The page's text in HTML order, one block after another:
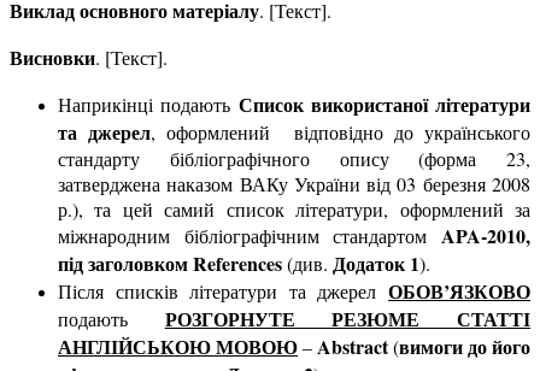
Виклад основного матеріалу. [Текст].
Висновки. [Текст].
Наприкінці подають Список використаної літератури
та джерел, оформлений відповідно до українського
стандарту бібліографічного опису (форма 23,
затверджена наказом ВАКу України від 03 березня 2008
р.), та цей самий список літератури, оформлений за
міжнародним бібліографічним стандартом APA-2010,
під заголовком References(див. Додаток 1).
Після списків літератури та джерел ОБОВ’ЯЗКОВО
подають РОЗГОРНУТЕ РЕЗЮМЕ СТАТТІ
АНГЛІЙСЬКОЮ МОВОЮ–Abstract(вимоги до його